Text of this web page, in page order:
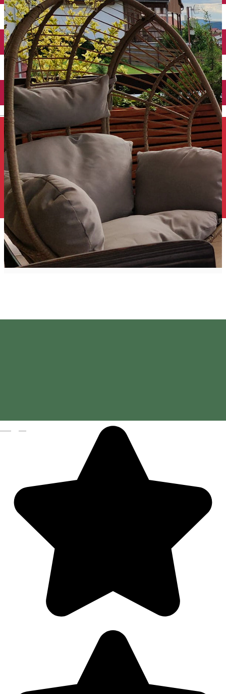
English
Închirieri auto
Închirieri de biciclete